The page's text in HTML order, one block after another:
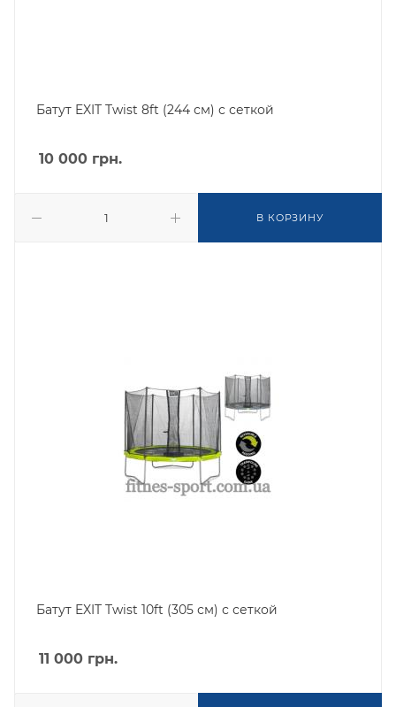
Батут EXIT Twist 8ft (244 см) с сеткой
10 000 грн.
В КОРЗИНУ
Батут EXIT Twist 10ft (305 см) с сеткой
11 000 грн.